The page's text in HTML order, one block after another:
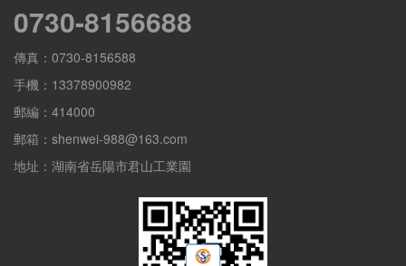
0730-8156688
傳真：0730-8156588
手機：13378900982
郵編：414000
郵箱：shenwei-988@163.com
地址：湖南省岳陽市君山工業園